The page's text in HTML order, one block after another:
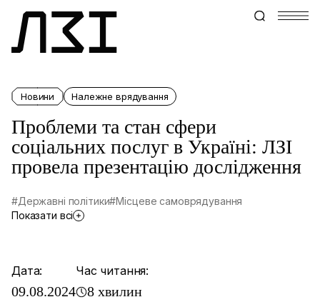
Новини Належне врядування
Проблеми та стан сфери
соціальних послуг в Україні: ЛЗІ
провела презентацію дослідження
#Державні політики#Місцеве самоврядування
Показати всі
Дата:
09.08.2024
Час читання:
8 хвилин